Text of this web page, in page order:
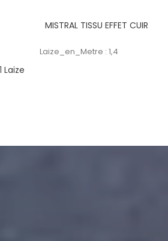
Laize
MISTRAL TISSU EFFET CUIR
Laize_en_Metre : 1,4